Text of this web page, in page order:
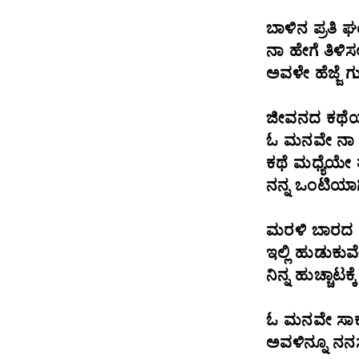
ಬಾಳಿನ ಪ್ರತಿ
ನಾ ಹೇಗೆ
ಅವಳೇ ಹೆಜ್ಜೆ
ಜೀವನದ
ಓ ಮನವೇ ನಾ
ಕಥೆ ಮಧ್ಯೆಯೇ
ನನ್ನ
ಮರಳಿ ಬಾರದ
ಇಲ್ಲಿ
ನಿನ್ನ
ಓ ಮನವೇ
ಅವಳಿನ್ನೂ